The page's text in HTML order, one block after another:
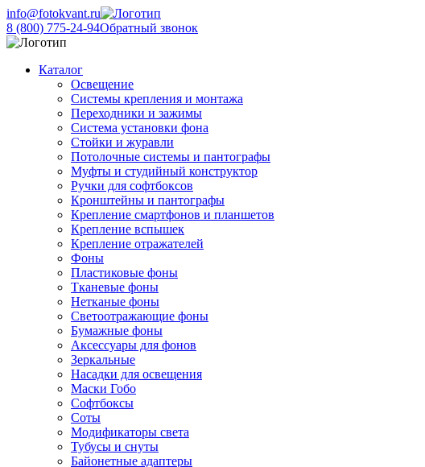
info@fotokvant.ru
8 (800) 775-24-94Обратный звонок
Каталог
Освещение
Системы крепления и монтажа
Переходники и зажимы
Система установки фона
Стойки и журавли
Потолочные системы и пантографы
Муфты и студийный конструктор
Ручки для софтбоксов
Кронштейны и пантографы
Крепление смартфонов и планшетов
Крепление вспышек
Крепление отражателей
Фоны
Пластиковые фоны
Тканевые фоны
Нетканые фоны
Светоотражающие фоны
Бумажные фоны
Аксессуары для фонов
Зеркальные
Насадки для освещения
Маски Гобо
Софтбоксы
Соты
Модификаторы света
Тубусы и снуты
Байонетные адаптеры